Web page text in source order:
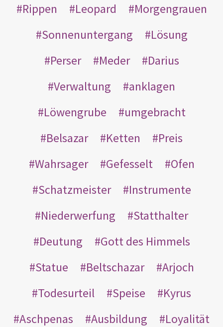
Rippen
Leopard
Morgengrauen
Sonnenuntergang
Lösung
Perser
Meder
Darius
Verwaltung
anklagen
Löwengrube
umgebracht
Belsazar
Ketten
Preis
Wahrsager
Gefesselt
Ofen
Schatzmeister
Instrumente
Niederwerfung
Statthalter
Deutung
Gott des Himmels
Statue
Beltschazar
Arjoch
Todesurteil
Speise
Kyrus
Aschpenas
Ausbildung
Loyalität